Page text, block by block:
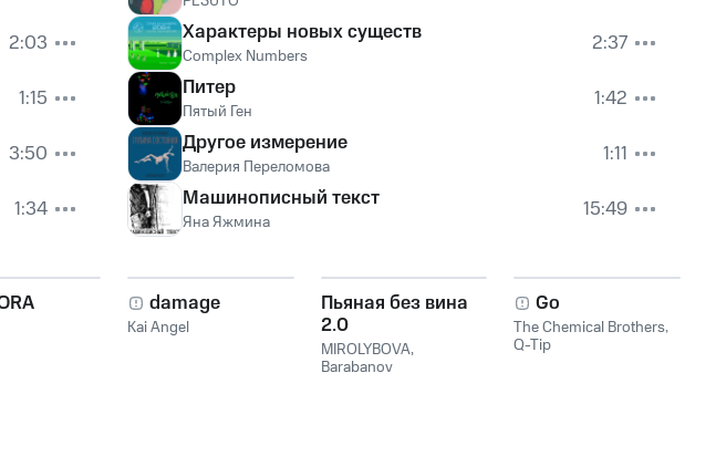
2:03
1:15
3:50
фоновая музыка
1:34
Характеры новых существ
Complex Numbers
2:37
Питер
Пятый Ген
1:42
Другое измерение
Валерия Переломова
1:11
Машинописный текст
Яна Яжмина 15:49
damage
Kai Angel
Пьяная без вина
2.0
MIROLYBOVA,
Barabanov
Go
The Chemical Brothers,
Q-Tip